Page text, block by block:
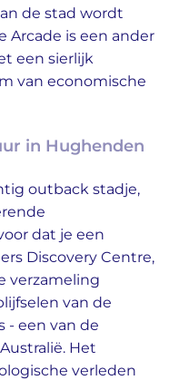
de stad wordt
Arcade is een ander
een sierlijk
van economische
in Hughenden
outback stadje,
dat je een
Discovery Centre,
verzameling
van de
- een van de
Het
verleden